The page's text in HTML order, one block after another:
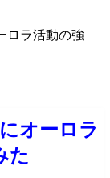
ロラ活動の強
オーロラ
た